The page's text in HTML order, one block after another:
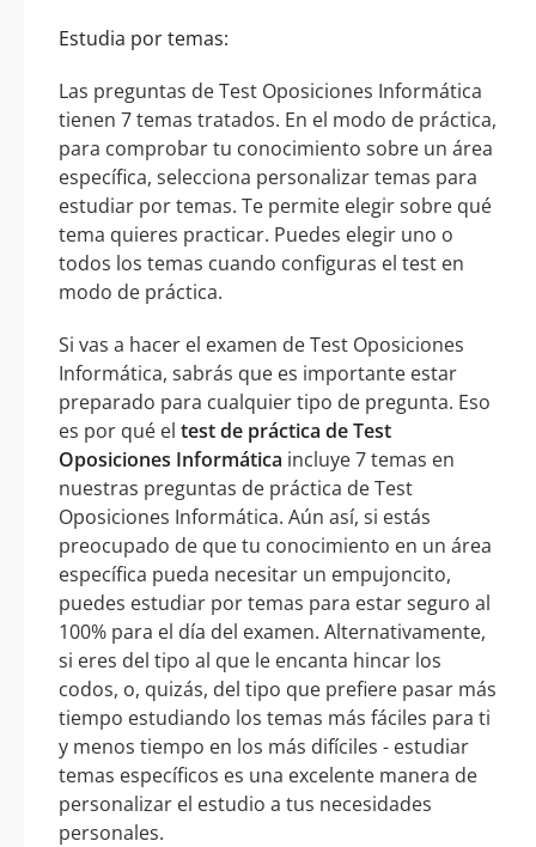
Estudia por temas:
Las preguntas de Test Oposiciones Informática
tienen 7 temas tratados. En el modo de práctica,
para comprobar tu conocimiento sobre un área
específica, selecciona personalizar temas para
estudiar por temas. Te permite elegir sobre qué
tema quieres practicar. Puedes elegir uno o
todos los temas cuando configuras el test en
modo de práctica.
Si vas a hacer el examen de Test Oposiciones
Informática, sabrás que es importante estar
preparado para cualquier tipo de pregunta. Eso
es por qué el test de práctica de Test
Oposiciones Informática incluye 7 temas en
nuestras preguntas de práctica de Test
Oposiciones Informática. Aún así, si estás
preocupado de que tu conocimiento en un área
específica pueda necesitar un empujoncito,
puedes estudiar por temas para estar seguro al
100% para el día del examen. Alternativamente,
si eres del tipo al que le encanta hincar los
codos, o, quizás, del tipo que prefiere pasar más
tiempo estudiando los temas más fáciles para ti
y menos tiempo en los más difíciles - estudiar
temas específicos es una excelente manera de
personalizar el estudio a tus necesidades
personales.